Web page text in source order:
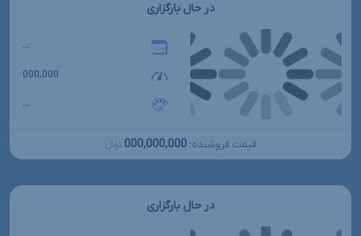
در حال بارگزاری
...
000,000
...
قیمت فروشنده: 000,000,000 تومانءءء
در حال بارگزاری